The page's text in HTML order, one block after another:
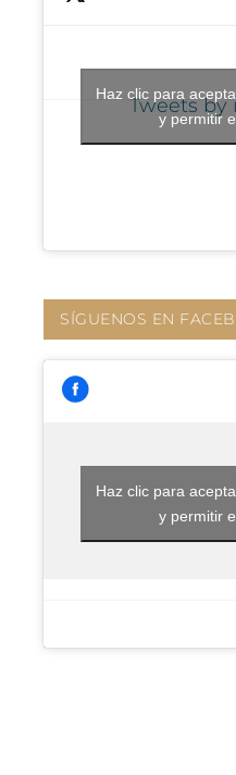
Tweets by
Haz clic para
y permitir
SÍGUENOS EN
Haz clic para
y permitir